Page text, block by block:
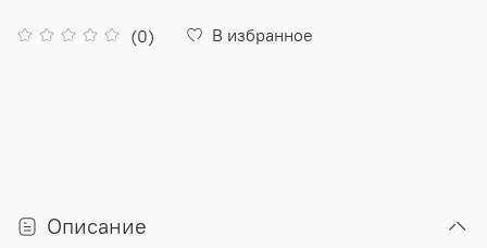
(0) В избранное
Описание